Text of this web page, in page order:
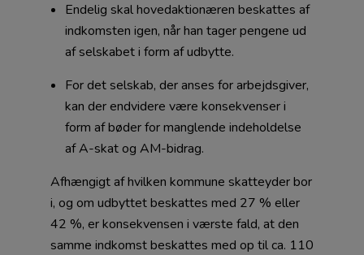
Endelig skal hovedaktionæren beskattes af
indkomsten igen, når han tager pengene ud
af selskabet i form af udbytte.
For det selskab, der anses for arbejdsgiver,
kan der endvidere være konsekvenser i
form af bøder for manglende indeholdelse
af A-skat og AM-bidrag.
Afhængigt af hvilken kommune skatteyder bor
i, og om udbyttet beskattes med 27 % eller
42 %, er konsekvensen i værste fald, at den
samme indkomst beskattes med op til ca. 110